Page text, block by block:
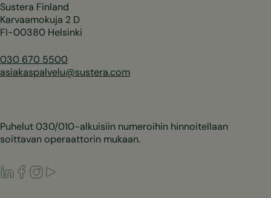
Sustera Finland
Karvaamokuja 2 D
FI-00380 Helsinki
030 670 5500
asiakaspalvelu@sustera.com
Puhelut 030/010-alkuisiin numeroihin hinnoitellaan
soittavan operaattorin mukaan.
LinkedIn
Facebook
Instagram